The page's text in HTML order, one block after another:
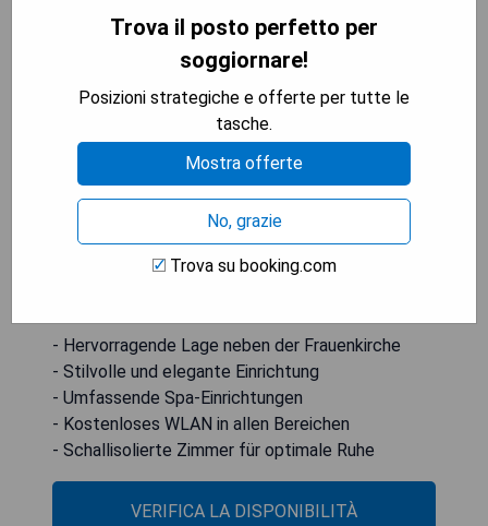
originalen Barockfassade befindet sich neben der
berühmten Frauenkirche in Dresden. Es bietet
stilvolle Spa-Einrichtungen und kostenloses
WLAN in allen Bereichen. Die schallisolierten
Zimmer des Hotels sind im 19. Jahrhundert-Stil
dekoriert und verfügen über einen Flachbild-TV,
einen CD/DVD-Player sowie ein Badezimmer mit
- Hervorragende Lage neben der Frauenkirche
- Stilvolle und elegante Einrichtung
- Umfassende Spa-Einrichtungen
- Kostenloses WLAN in allen Bereichen
- Schallisolierte Zimmer für optimale Ruhe
VERIFICA LA DISPONIBILITÀ
Trova il posto perfetto per
soggiornare!
Posizioni strategiche e offerte per tutte le
tasche.
Mostra offerte
No, grazie
Trova su booking.com